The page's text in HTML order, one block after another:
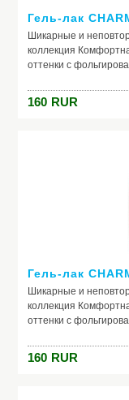
Гель-лак
Шикарные и
коллекция
оттенки с
160 RUR
Гель-лак
Шикарные и
коллекция
оттенки с
160 RUR